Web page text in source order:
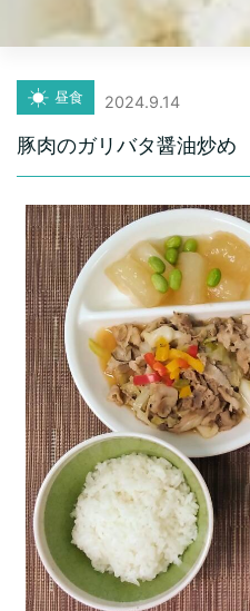
昼食 2024.9.14
豚肉のガリバタ醤油炒め